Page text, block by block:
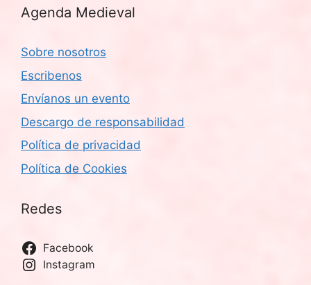
Agenda Medieval
Sobre nosotros
Escribenos
Envíanos un evento
Descargo de responsabilidad
Política de privacidad
Política de Cookies
Redes
Facebook
Instagram